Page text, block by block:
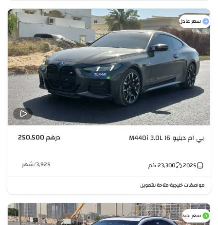
سعر عادل
بي ام دبليو M440i 3.0L I6 درهم 250,500
2025
23,300كم 3,925
/شهر
مواصفات خليجية•متاحة للتمويل
سعر جيد